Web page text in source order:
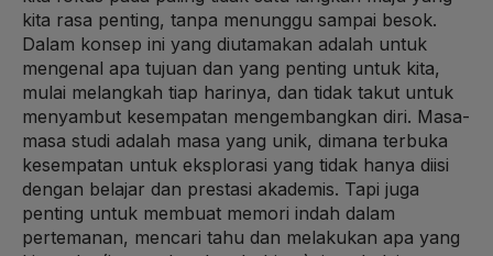
kita rasa penting, tanpa menunggu sampai besok.
Dalam konsep ini yang diutamakan adalah untuk
mengenal apa tujuan dan yang penting untuk kita,
mulai melangkah tiap harinya, dan tidak takut untuk
menyambut kesempatan mengembangkan diri. Masa-
masa studi adalah masa yang unik, dimana terbuka
kesempatan untuk eksplorasi yang tidak hanya diisi
dengan belajar dan prestasi akademis. Tapi juga
penting untuk membuat memori indah dalam
pertemanan, mencari tahu dan melakukan apa yang